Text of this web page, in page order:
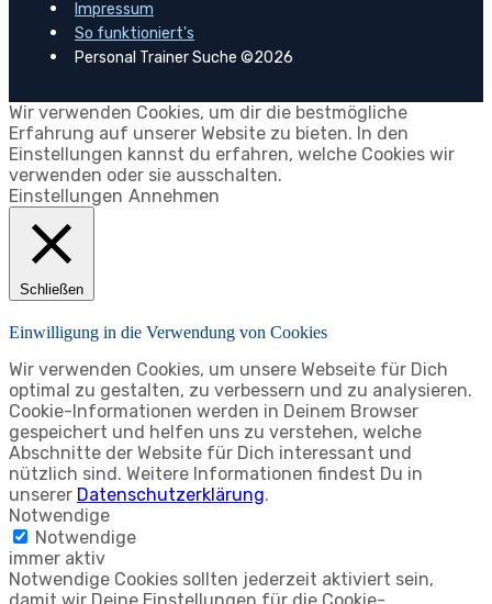
Impressum
So funktioniert's
Personal Trainer Suche ©2026
Wir verwenden Cookies, um dir die bestmögliche
Erfahrung auf unserer Website zu bieten. In den
Einstellungen kannst du erfahren, welche Cookies wir
verwenden oder sie ausschalten.
Einstellungen Annehmen
Schließen
Einwilligung in die Verwendung von Cookies
Wir verwenden Cookies, um unsere Webseite für Dich
optimal zu gestalten, zu verbessern und zu analysieren.
Cookie-Informationen werden in Deinem Browser
gespeichert und helfen uns zu verstehen, welche
Abschnitte der Website für Dich interessant und
nützlich sind. Weitere Informationen findest Du in
unserer Datenschutzerklärung.
Notwendige
Notwendige
immer aktiv
Notwendige Cookies sollten jederzeit aktiviert sein,